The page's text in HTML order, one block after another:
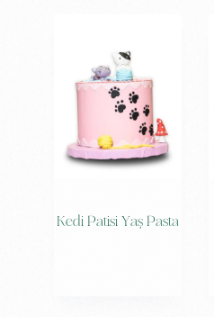
Kedi Patisi Yaş Pasta